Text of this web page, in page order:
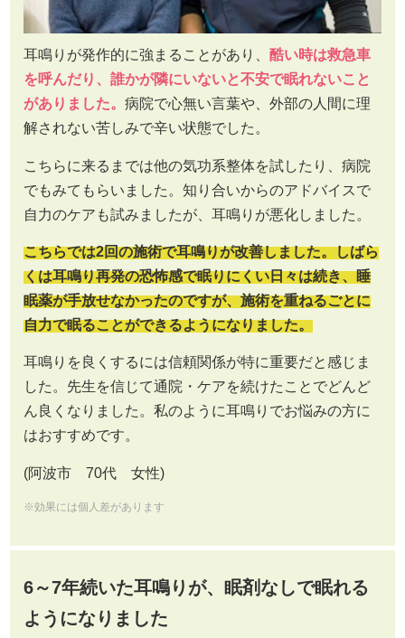
耳鳴りが発作的に強まることがあり、 酷い時は救急車
を呼んだり、誰かが隣にいないと不安で眠れないこと
がありました。 病院で心無い言葉や、外部の人間に理
解されない苦しみで辛い状態でした。
こちらに来るまでは他の気功系整体を試したり、病院
でもみてもらいました。知り合いからのアドバイスで
自力のケアも試みましたが、耳鳴りが悪化しました。
こちらでは2回の施術で耳鳴りが改善しました。しばら
くは耳鳴り再発の恐怖感で眠りにくい日々は続き、睡
眠薬が手放せなかったのですが、施術を重ねるごとに
自力で眠ることができるようになりました。
耳鳴りを良くするには信頼関係が特に重要だと感じま
した。先生を信じて通院・ケアを続けたことでどんど
ん良くなりました。私のように耳鳴りでお悩みの方に
はおすすめです。
(阿波市 70代 女性)
※効果には個人差があります
6～7年続いた耳鳴りが、眠剤なしで眠れる
ようになりました